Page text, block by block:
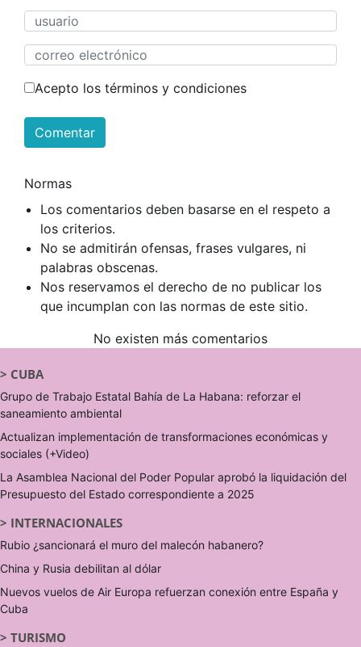
Acepto los términos y condiciones
Comentar
Normas
Los comentarios deben basarse en el respeto a
los criterios.
No se admitirán ofensas, frases vulgares, ni
palabras obscenas.
Nos reservamos el derecho de no publicar los
que incumplan con las normas de este sitio.
No existen más comentarios
> CUBA
Grupo de Trabajo Estatal Bahía de La Habana: reforzar el
saneamiento ambiental
Actualizan implementación de transformaciones económicas y
sociales (+Video)
La Asamblea Nacional del Poder Popular aprobó la liquidación del
Presupuesto del Estado correspondiente a 2025
> INTERNACIONALES
Rubio ¿sancionará el muro del malecón habanero?
China y Rusia debilitan al dólar
Nuevos vuelos de Air Europa refuerzan conexión entre España y
Cuba
> TURISMO